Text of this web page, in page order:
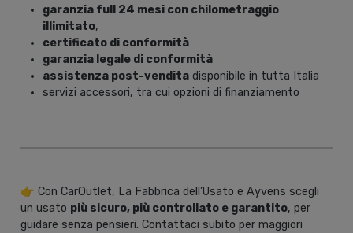
garanzia full 24 mesi con chilometraggio
illimitato,
certificato di conformità
garanzia legale di conformità
assistenza post-vendita disponibile in tutta Italia
servizi accessori, tra cui opzioni di finanziamento
👉 Con CarOutlet, La Fabbrica dell’Usato e Ayvens scegli
un usato più sicuro, più controllato e garantito, per
guidare senza pensieri. Contattaci subito per maggiori